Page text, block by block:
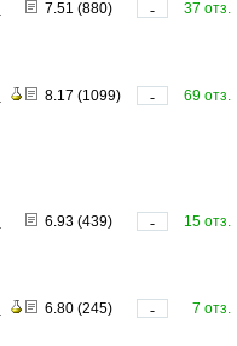
7.51 (880) -
37 отз.
8.17 (1099) -
69 отз.
6.93 (439) -
15 отз.
6.80 (245) -
7 отз.